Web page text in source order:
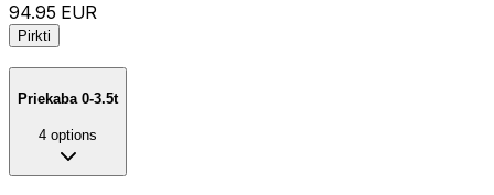
94.95 EUR
Pirkti
Priekaba 0-3.5t
4 options